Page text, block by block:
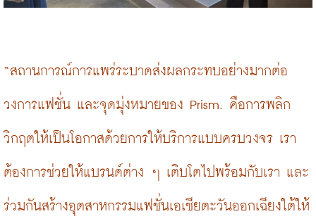
“สถานการณ์การแพร่ระบาดส่งผลกระทบอย่างมากต่อ
วงการแฟชั่น และจุดมุ่งหมายของ Prism. คือการพลิก
วิกฤตให้เป็นโอกาสด้วยการให้บริการแบบครบวงจร เรา
ต้องการช่วยให้แบรนด์ต่าง ๆ เติบโตไปพร้อมกับเรา และ
ร่วมกันสร้างอุตสาหกรรมแฟชั่นเอเชียตะวันออกเฉียงใต้ให้